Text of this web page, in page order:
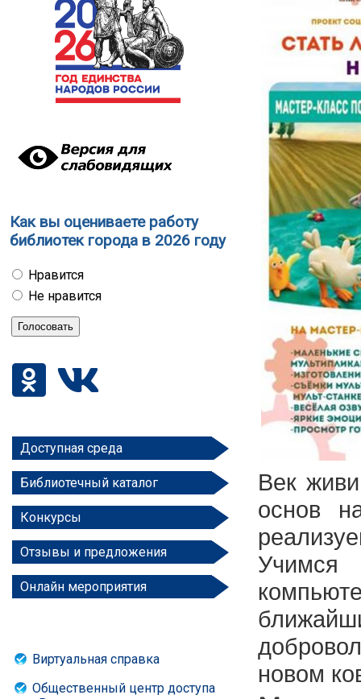
Как вы оцениваете работу
библиотек города в 2026 году
Нравится
Не нравится
Доступная среда
Библиотечный каталог
Конкурсы
Отзывы и предложения
Онлайн мероприятия
Виртуальная справка
Общественный центр доступа
Век
основ
новом